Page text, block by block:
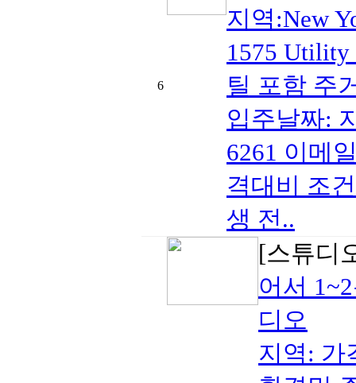
6
지역:New
1575
틸 포함 주
입주날짜:
6261 이메
격대비 조
생 전..
[스튜디
어서
디오
지역: 가